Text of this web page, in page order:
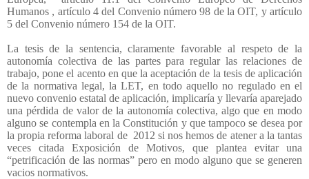
Humanos , artículo 4 del Convenio número 98 de la OIT, y artículo
5 del Convenio número 154 de la OIT.
La tesis de la sentencia, claramente favorable al respeto de la
autonomía colectiva de las partes para regular las relaciones de
trabajo, pone el acento en que la aceptación de la tesis de aplicación
de la normativa legal, la LET, en todo aquello no regulado en el
nuevo convenio estatal de aplicación, implicaría y llevaría aparejado
una pérdida de valor de la autonomía colectiva, algo que en modo
alguno se contempla en la Constitución y que tampoco se desea por
la propia reforma laboral de 2012 si nos hemos de atener a la tantas
veces citada Exposición de Motivos, que plantea evitar una
“petrificación de las normas” pero en modo alguno que se generen
vacios normativos.